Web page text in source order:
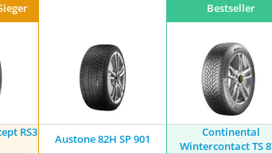
Bestseller
RS3
Austone 82H SP 901
Continental
Wintercontact TS